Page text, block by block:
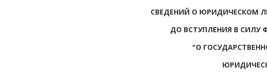
СВЕДЕНИЙ О ЮРИДИЧЕСКОМ
ДО ВСТУПЛЕНИЯ В СИЛУ
"О